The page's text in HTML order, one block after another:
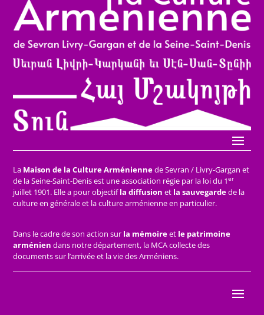
La Maison de la Culture Arméniennede Sevran / Livry-Gargan et
de la Seine-Saint-Denis est une association régie par la loi du 1er
juillet 1901. Elle a pour objectifla diffusion et la sauvegardede la
culture en générale et la culture arménienne en particulier.
Dans le cadre de son action sur la mémoireet le patrimoine
arménien dans notre département, la MCA collecte des
documents sur l’arrivée et la vie des Arméniens.